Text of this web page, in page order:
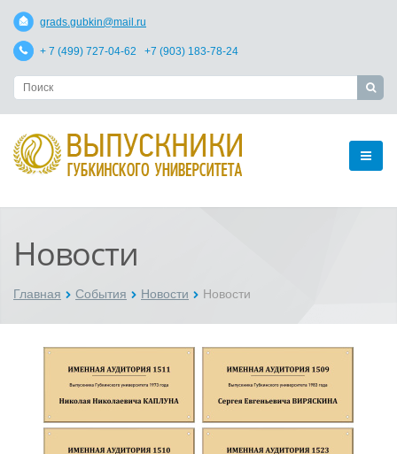
grads.gubkin@mail.ru
+ 7 (499) 727-04-62 +7 (903) 183-78-24
Новости
Главная События Новости Новости